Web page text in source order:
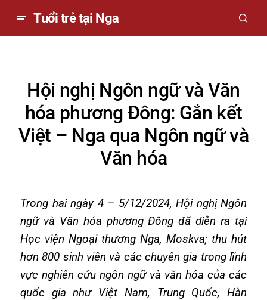
Tuổi trẻ tại Nga
Hội nghị Ngôn ngữ và Văn
hóa phương Đông: Gắn kết
Việt – Nga qua Ngôn ngữ và
Văn hóa
Trong hai ngày 4 – 5/12/2024, Hội nghị Ngôn
ngữ và Văn hóa phương Đông đã diễn ra tại
Học viện Ngoại thương Nga, Moskva; thu hút
hơn 800 sinh viên và các chuyên gia trong lĩnh
vực nghiên cứu ngôn ngữ và văn hóa của các
quốc gia như Việt Nam, Trung Quốc, Hàn